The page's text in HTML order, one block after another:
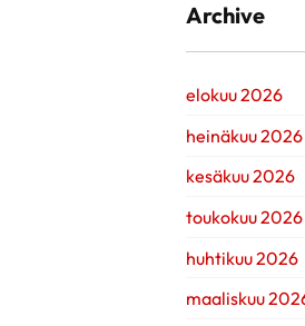
Archive
elokuu 2026
heinäkuu 2026
kesäkuu 2026
toukokuu 2026
huhtikuu 2026
maaliskuu